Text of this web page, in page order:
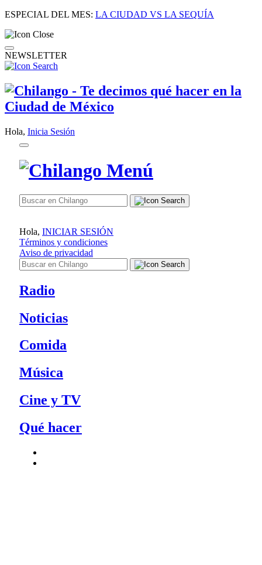
ESPECIAL DEL MES: LA CIUDAD VS LA SEQUÍA
NEWSLETTER
Hola, Inicia Sesión
Hola, INICIAR SESIÓN
Términos y condiciones
Aviso de privacidad
Radio
Noticias
Comida
Música
Cine y TV
Qué hacer